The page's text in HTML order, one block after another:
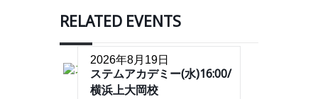
RELATED EVENTS
2026年8月19日
ステムアカデミー(水)16:00/
横浜上大岡校